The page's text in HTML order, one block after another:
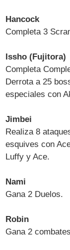
Hancock
Completa 3
Issho (Fujitora)
Completa
Derrota a 25
especiales con
Jimbei
Realiza 8
esquives con
Luffy y Ace.
Nami
Gana 2 Duelos.
Robin
Gana 2